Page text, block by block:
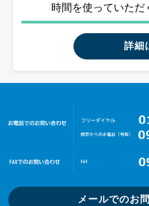
時間を使っていただ
詳細
メールでのお